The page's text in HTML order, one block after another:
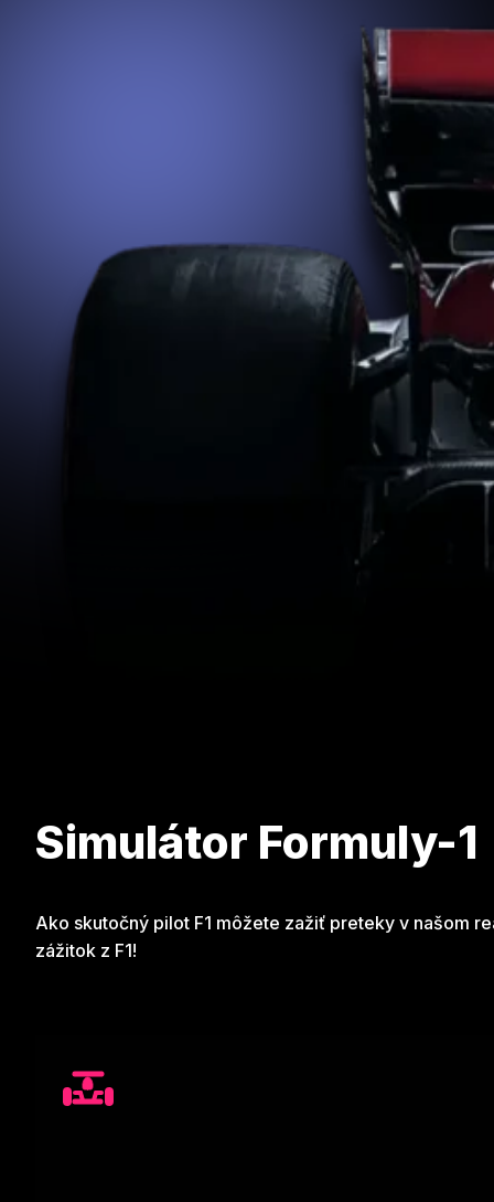
Simulátor Formuly-1
Ako skutočný pilot F1 môžete zažiť preteky v našom
zážitok z F1!